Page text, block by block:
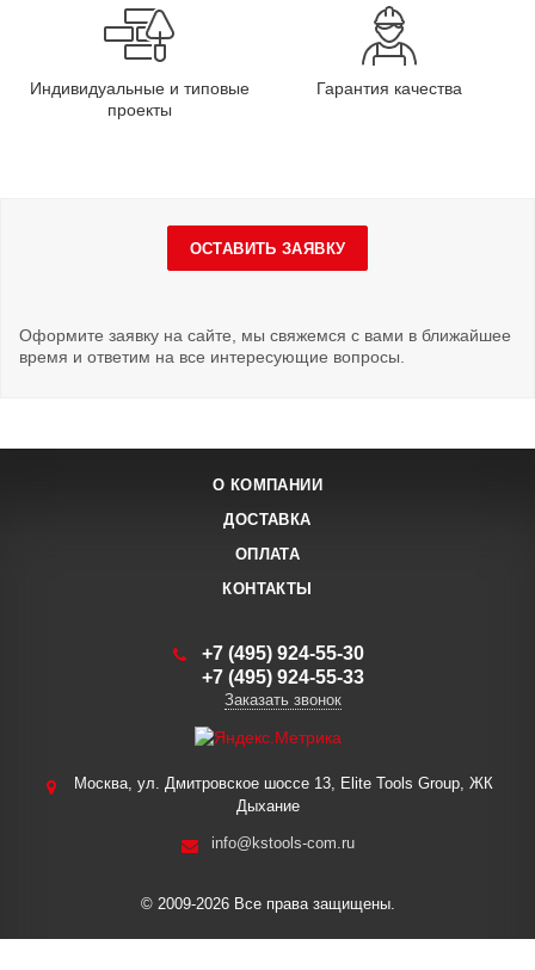
Индивидуальные и типовые
проекты
Гарантия качества
ОСТАВИТЬ ЗАЯВКУ
Оформите заявку на сайте, мы свяжемся с вами в ближайшее
время и ответим на все интересующие вопросы.
О КОМПАНИИ
ДОСТАВКА
ОПЛАТА
КОНТАКТЫ
+7 (495) 924-55-30
+7 (495) 924-55-33
Заказать звонок
Москва, ул. Дмитровское шоссе 13, Elite Tools Group, ЖК
Дыхание
info@kstools-com.ru
© 2009-2026 Все права защищены.